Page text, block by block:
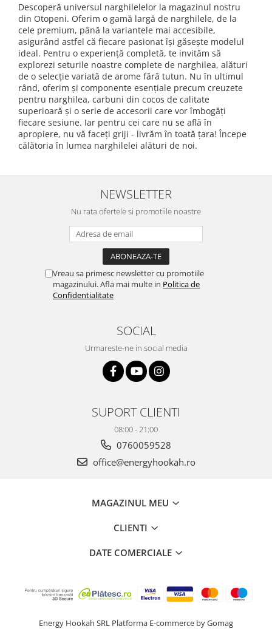
Descoperă universul narghilelelor la magazinul nostru
din Otopeni. Oferim o gamă largă de narghilele, de la
cele premium, până la variantele mai accesibile,
asigurând astfel că fiecare pasionat își găsește modelul
ideal. Pentru o experiență completă, te invităm să
explorezi seturile noastre complete de narghilea, alături
de o selecție variată de arome fără tutun. Nu în ultimul
rând, oferim și componente esențiale precum creuzete
pentru narghilea, carbuni din cocos de calitate
superioară și o serie de accesorii care vor îmbogăți
fiecare sesiune. Iar pentru cei care nu se află în
apropiere, nu vă faceți griji - livrăm în toată țara! Începe
călătoria în lumea narghilelei alături de noi.
NEWSLETTER
Nu rata ofertele si promotiile noastre
Vreau sa primesc newsletter cu promotiile
magazinului. Afla mai multe in Politica de
Confidentialitate
SOCIAL
Urmareste-ne in social media
SUPORT CLIENTI
08:00 - 21:00
0760059528
office@energyhookah.ro
MAGAZINUL MEU
CLIENTI
DATE COMERCIALE
Energy Hookah SRL Platforma E-commerce by Gomag